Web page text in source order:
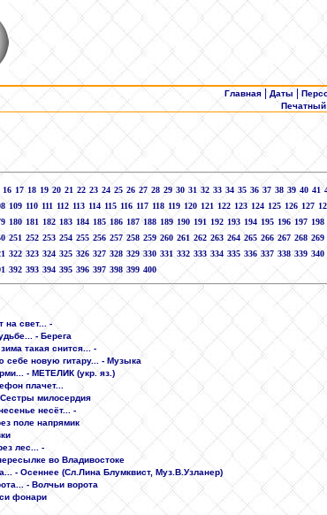
Главная|Даты
Печатный
16 17 18 19 20 21 22 23 24 25 26 27 28 29 30 31 32 33 34 35 36 37 38 39 40 41
109 110 111 112 113 114 115 116 117 118 119 120 121 122 123 124 125 126 127
180 181 182 183 184 185 186 187 188 189 190 191 192 193 194 195 196 197 198
251 252 253 254 255 256 257 258 259 260 261 262 263 264 265 266 267 268 269
322 323 324 325 326 327 328 329 330 331 332 333 334 335 336 337 338 339 340
392 393 394 395 396 397 398 399 400
на свет... -
- Берега
такая снится... -
себе новую гитару... - Музыка
- МЕТЕЛИК (укр. яз.)
плачет...
милосердия
несёт... -
поле напрямик
лес... -
во Владивостоке
- Осеннее (Сл.Лина Блумквист, Муз.В.Узланер)
- Волчьи ворота
фонари